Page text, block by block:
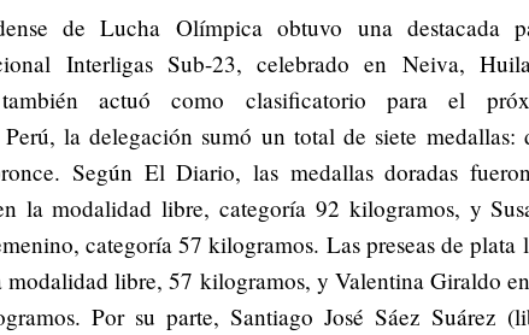
de Lucha Olímpica obtuvo una destacada
Interligas Sub-23, celebrado en Neiva,
actuó como clasificatorio para el
la delegación sumó un total de siete medallas:
Según El Diario, las medallas doradas
la modalidad libre, categoría 92 kilogramos, y
categoría 57 kilogramos. Las preseas de plata
modalidad libre, 57 kilogramos, y Valentina Giraldo
Por su parte, Santiago José Sáez Suárez